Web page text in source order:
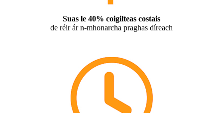
Suas le 40% coigilteas costais
de réir ár n-mhonarcha praghas díreach